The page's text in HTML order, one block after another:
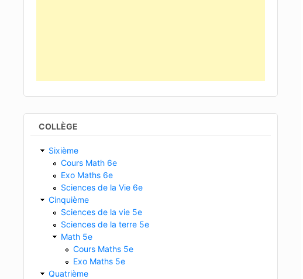
COLLÈGE
Sixième
Cours Math 6e
Exo Maths 6e
Sciences de la Vie 6e
Cinquième
Sciences de la vie 5e
Sciences de la terre 5e
Math 5e
Cours Maths 5e
Exo Maths 5e
Quatrième